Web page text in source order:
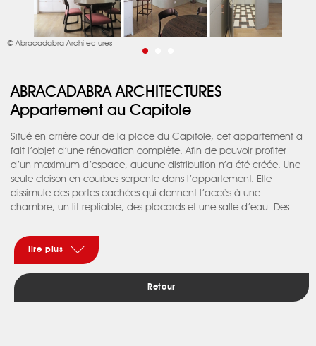
© Abracadabra Architectures
ABRACADABRA ARCHITECTURES
Appartement au Capitole
Situé en arrière cour de la place du Capitole, cet appartement a
fait l’objet d’une rénovation complète. Afin de pouvoir profiter
d’un maximum d’espace, aucune distribution n’a été créée. Une
seule cloison en courbes serpente dans l’appartement. Elle
dissimule des portes cachées qui donnent l’accès à une
chambre, un lit repliable, des placards et une salle d’eau. Des
ont rendu à ce lieu une identité qu’il avait perdue.
lire plus
Retour